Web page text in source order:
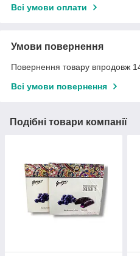
Всі умови оплати
Умови повернення
Повернення товару впродовж
Всі умови повернення
Подібні товари компанії